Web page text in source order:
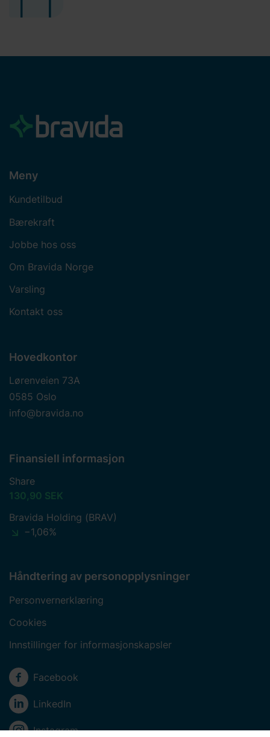
Meny
Kundetilbud
Bærekraft
Jobbe hos oss
Om Bravida Norge
Varsling
Kontakt oss
Hovedkontor
Lørenveien 73A
0585 Oslo
info@bravida.no
Finansiell informasjon
Share
130,90 SEK
Bravida Holding (BRAV)
−1,06%
Håndtering av personopplysninger
Personvernerklæring
Cookies
Innstillinger for informasjonskapsler
Sosiale medier
Facebook
LinkedIn
Instagram